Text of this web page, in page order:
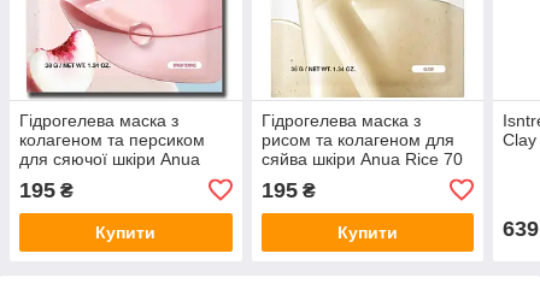
Гідрогелева маска з
колагеном та персиком
для сяючої шкіри Anua
Brightening Collagen Mask
38 г
195 ₴
Купити
Гідрогелева маска з
рисом та колагеном для
сяйва шкіри Anua Rice 70
Glow Collagen Mask 38 г
195₴
Купити 639